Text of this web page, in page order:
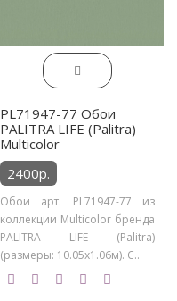
PL71947-77 Обои
PALITRA LIFE (Palitra)
Multicolor
2400р.
Обои арт. PL71947-77 из
коллекции Multicolor бренда
PALITRA LIFE (Palitra)
(размеры: 10.05х1.06м). С..